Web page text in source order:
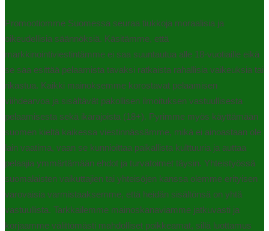
Promootiomme Suomessa seuraa tiukkoja moraalisia ja
oikeudellisia säännöksiä. Käsitämme, että
markkinointiviestintämme ei saa suuntautua alle 18-vuotiaille eikä
se saa esittää pelaamista tavaksi ratkaista rahallisia vaikeuksia tai
rikastua. Kaikki mainoksemme korostavat pelaamisen
viihdearvoa ja sisältävät pakollisen ilmoituksen vastuullisesta
pelaamisesta sekä ikärajoista (18+). Pyrimme myös käyttämään
suomen kieltä kaikessa viestinnässämme, mikä ei ainoastaan ole
lain vaatima, vaan se kunnioittaa paikallista kulttuuria ja auttaa
pelaajia ymmärtämään ehdot ja turvatoimet täysin. Yhteistyössä
suomalaisten vaikuttajien tai yhteisöjen kanssa olemme erityisen
varovaisia varmistaaksemme, että heidän sisältönsä on yhtä
vastuullista. Tarkkailemme mainoskanaviamme jatkuvasti ja
korjaamme välittömästi mahdolliset poikkeamat, sillä luottamus